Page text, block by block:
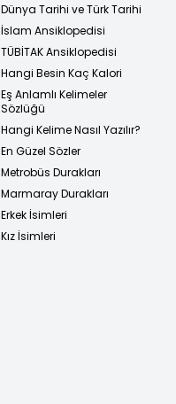
Dünya Tarihi ve Türk Tarihi
İslam Ansiklopedisi
TÜBİTAK Ansiklopedisi
Hangi Besin Kaç Kalori
Eş Anlamlı Kelimeler
Sözlüğü
Hangi Kelime Nasıl Yazılır?
En Güzel Sözler
Metrobüs Durakları
Marmaray Durakları
Erkek İsimleri
Kız İsimleri